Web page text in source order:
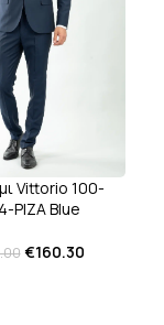
Vittorio 100-
PIZA Blue
€160.30